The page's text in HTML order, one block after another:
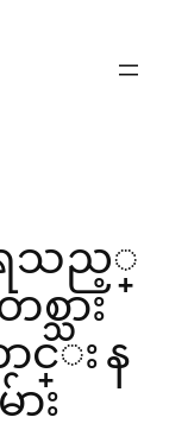
ရသည့္
သား
း န
း